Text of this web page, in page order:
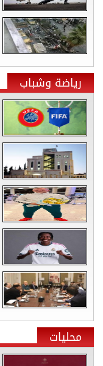
رياضة وشباب
محليات